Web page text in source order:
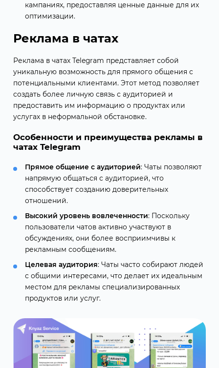
кампаниях, предоставляя ценные данные для их
оптимизации.
Реклама в чатах
Реклама в чатах Telegram представляет собой
уникальную возможность для прямого общения с
потенциальными клиентами. Этот метод позволяет
создать более личную связь с аудиторией и
предоставить им информацию о продуктах или
услугах в неформальной обстановке.
Особенности и преимущества рекламы в
чатах Telegram
Прямое общение с аудиторией: Чаты позволяют
напрямую общаться с аудиторией, что
способствует созданию доверительных
отношений.
Высокий уровень вовлеченности: Поскольку
пользователи чатов активно участвуют в
обсуждениях, они более восприимчивы к
рекламным сообщениям.
Целевая аудитория: Чаты часто собирают людей
с общими интересами, что делает их идеальным
местом для рекламы специализированных
продуктов или услуг.